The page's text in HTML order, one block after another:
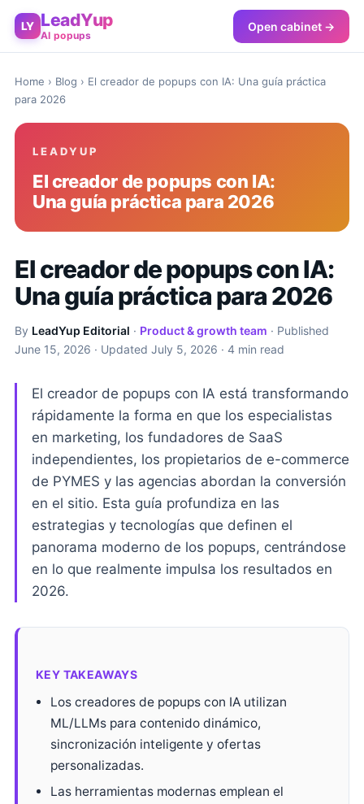
LY LeadYup
AI popups
Open cabinet →
Home › Blog › El creador de popups con IA: Una guía práctica
para 2026
LEADYUP
El creador de popups con IA:
Una guía práctica para 2026
El creador de popups con IA:
Una guía práctica para 2026
By LeadYup Editorial · Product & growth team · Published
June 15, 2026 · Updated July 5, 2026 · 4 min read
El creador de popups con IA está transformando
rápidamente la forma en que los especialistas
en marketing, los fundadores de SaaS
independientes, los propietarios de e-commerce
de PYMES y las agencias abordan la conversión
en el sitio. Esta guía profundiza en las
estrategias y tecnologías que definen el
panorama moderno de los popups, centrándose
en lo que realmente impulsa los resultados en
2026.
KEY TAKEAWAYS
Los creadores de popups con IA utilizan
ML/LLMs para contenido dinámico,
sincronización inteligente y ofertas
personalizadas.
Las herramientas modernas emplean el